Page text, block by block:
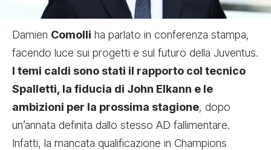
Damien Comolli ha parlato in conferenza stampa,
facendo luce sui progetti e sul futuro della Juventus.
I temi caldi sono stati il rapporto col tecnico
Spalletti, la fiducia di John Elkann e le
ambizioni per la prossima stagione, dopo
un’annata definita dallo stesso AD fallimentare.
Infatti, la mancata qualificazione in Champions